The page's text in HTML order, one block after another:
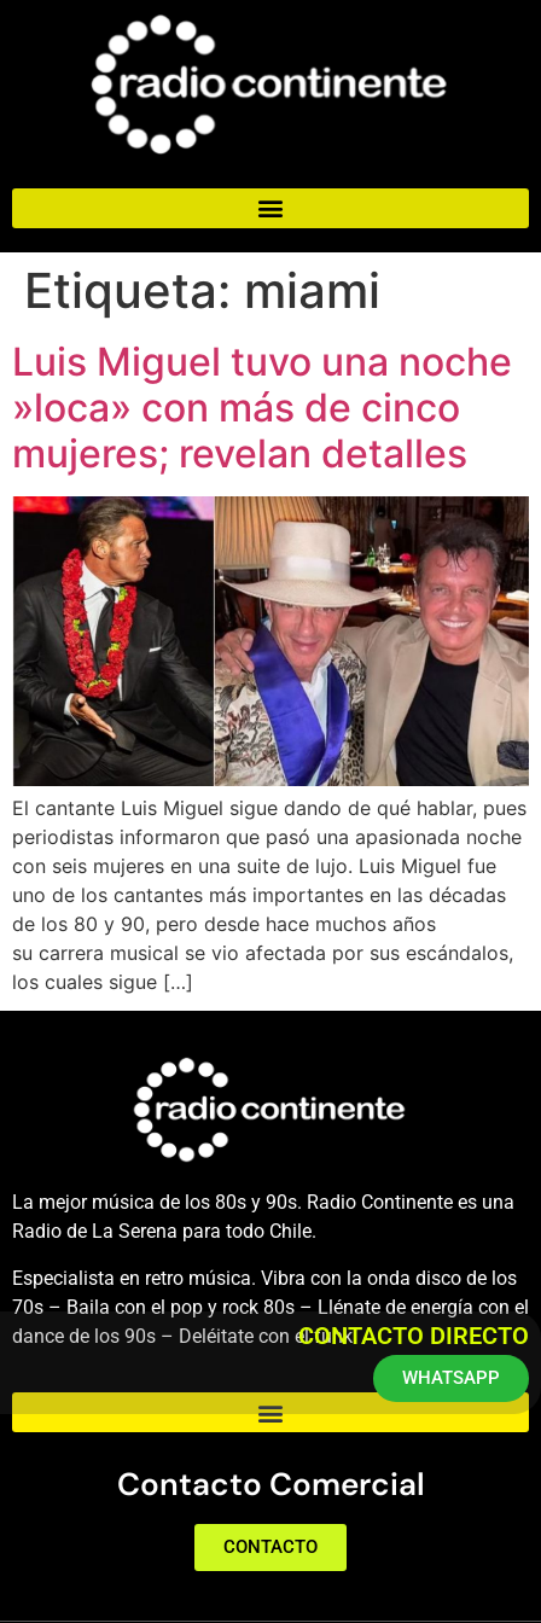
Etiqueta: miami
Luis Miguel tuvo una noche
»loca» con más de cinco
mujeres; revelan detalles
El cantante Luis Miguel sigue dando de qué hablar, pues
periodistas informaron que pasó una apasionada noche
con seis mujeres en una suite de lujo. Luis Miguel fue
uno de los cantantes más importantes en las décadas
de los 80 y 90, pero desde hace muchos años
su carrera musical se vio afectada por sus escándalos,
los cuales sigue […]
La mejor música de los 80s y 90s. Radio Continente es una
Radio de La Serena para todo Chile.
Especialista en retro música. Vibra con la onda disco de los
70s – Baila con el pop y rock 80s – Llénate de energía con el
dance de los 90s – Deléitate con el funk.
Contacto Comercial
CONTACTO
CONTACTO DIRECTO
WHATSAPP